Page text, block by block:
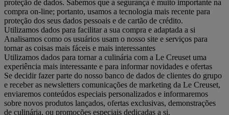
proteção de dados. Sabemos que a segurança é muito importante na
compra on-line; portanto, usamos a tecnologia mais recente para
proteção dos seus dados pessoais e de cartão de crédito.
Utilizamos dados para facilitar a sua compra e adaptada a si
Analisamos como os usuários usam o nosso site e serviços para
tornar as coisas mais fáceis e mais interessantes
Utilizamos dados para tornar a culinária com a Le Creuset uma
experiência mais interessante e para informar novidades e ofertas
Se decidir fazer parte do nosso banco de dados de clientes do grupo
e receber as newsletters comunicações de marketing da Le Creuset,
enviaremos conteúdos especiais personalizados e informaremos
sobre novos produtos lançados, ofertas exclusivas, demonstrações
de culinária, ou promoções especiais dedicadas a si.